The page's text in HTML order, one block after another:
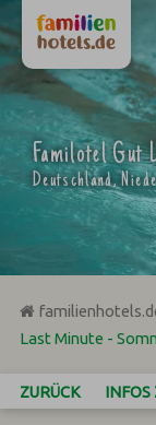
Familotel Gut
Deutschland,
Last Minute -
ZURÜCK INFOS